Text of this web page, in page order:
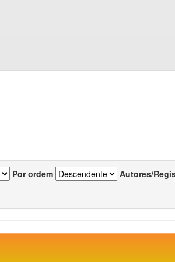
Por ordem Autores/